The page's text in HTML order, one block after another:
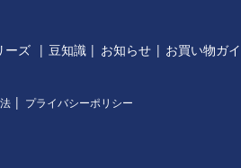
ーズ 豆知識 お知らせ お買い物ガ
プライバシーポリシー